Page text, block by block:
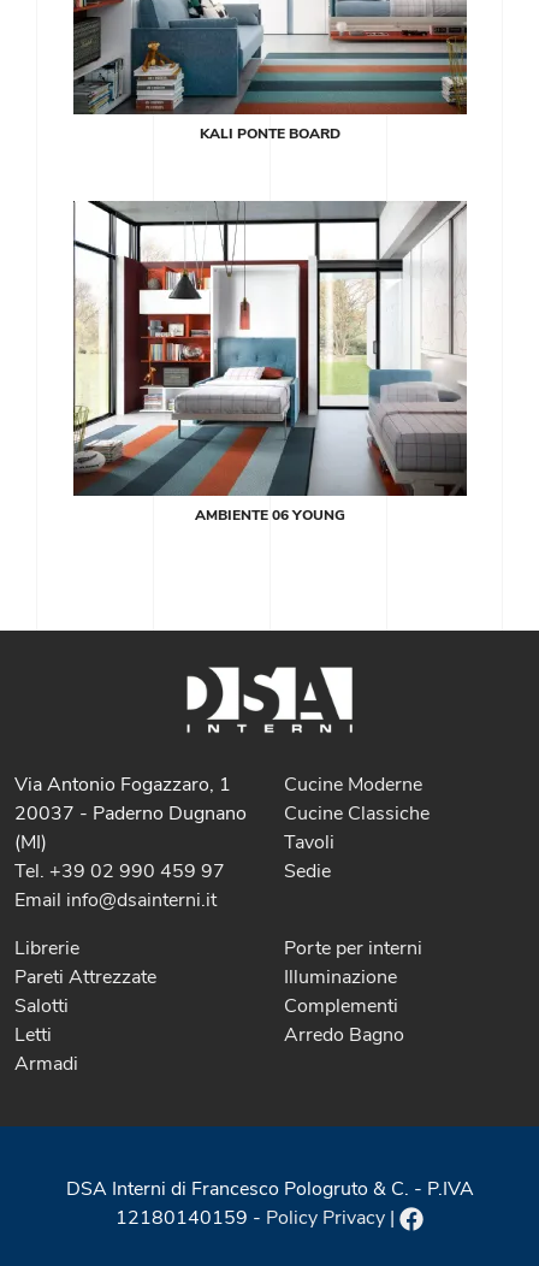
KALI PONTE BOARD
AMBIENTE 06 YOUNG
Via Antonio Fogazzaro, 1
20037 - Paderno Dugnano
(MI)
Tel. +39 02 990 459 97
Email info@dsainterni.it
Cucine Moderne
Cucine Classiche
Tavoli
Sedie
Librerie
Pareti Attrezzate
Salotti
Letti
Armadi
Porte per interni
Illuminazione
Complementi
Arredo Bagno
DSA Interni di Francesco Pologruto & C. - P.IVA
12180140159 - Policy Privacy |